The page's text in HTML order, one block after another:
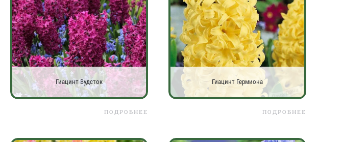
Гиацинт Вудсток
ПОДРОБНЕЕ
Гиацинт Гермиона
ПОДРОБНЕЕ